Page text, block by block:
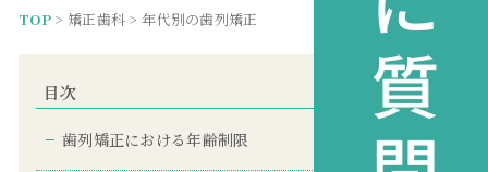
TOP > 矯正歯科 > 年代別の歯列矯正
目次
歯列矯正における年齢制限